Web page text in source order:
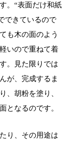
。“表面だけ和紙
できているので
も木の面のよう
いので重ねて着
。見た限りでは
が、完成するま
、胡粉を塗り、
となるのです。
り、その用途は